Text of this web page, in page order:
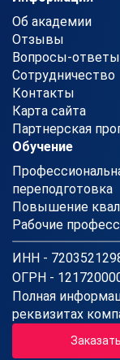
Об академии
Отзывы
Вопросы-ответы
Сотрудничество
Контакты
Карта сайта
Партнерская
Обучение
переподготовка
Повышение
Рабочие
ИНН -
ОГРН -
Полная
реквизитах